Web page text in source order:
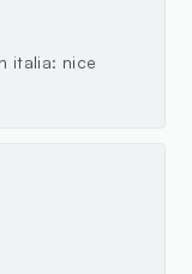
italia: nice